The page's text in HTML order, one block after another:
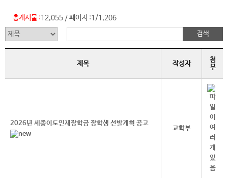
학
교
로
총게시물 :12,055 /페이지 :1/1,206
제목 작성자
첨
부
2026년 세종이도인재장학금 장학생 선발계획 공고
교학부